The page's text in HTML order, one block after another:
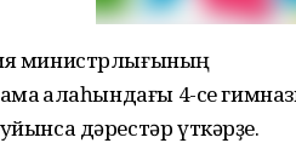
министрлығының
ҡалаһындағы 4-се
дәрестәр үткәрҙе.